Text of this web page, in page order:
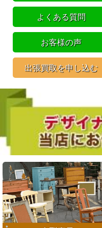
よくある質問
お客様の声
出張買取を申し込む